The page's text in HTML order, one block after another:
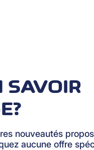
SAVOIR
nouveautés
aucune offre